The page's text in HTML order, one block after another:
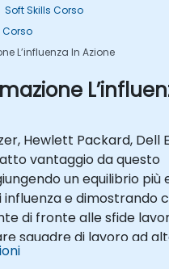
Soft Skills Corso
Corso
L’influenza In Azione
Hewlett Packard, Dell
vantaggio da questo
un equilibrio più
influenza e dimostrando
di fronte alle sfide
squadre di lavoro ad
costantemente